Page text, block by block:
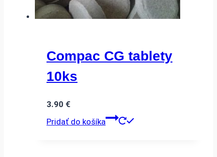
Compac CG tablety
10ks
3.90 €
Pridať do košíka